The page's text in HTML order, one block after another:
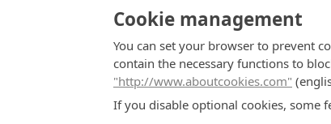
Cookie management
You can set your browser to prevent
contain the necessary functions to
"http://www.aboutcookies.com"
If you disable optional cookies, some